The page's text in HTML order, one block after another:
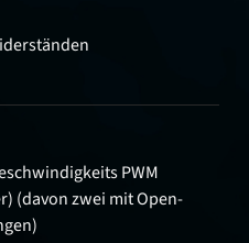
PWM
(davon zwei mit Open-